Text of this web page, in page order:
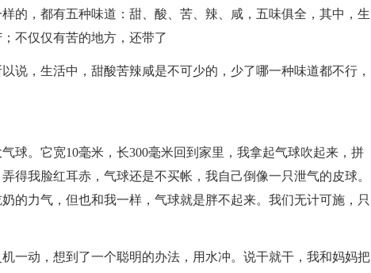
的，都有五种味道：甜、酸、苦、辣、咸，五味俱全，其中，生
不仅仅有苦的地方，还带了
说，生活中，甜酸苦辣咸是不可少的，少了哪一种味道都不行，
球。它宽10毫米，长300毫米回到家里，我拿起气球吹起来，拼
得我脸红耳赤，气球还是不买帐，我自己倒像一只泄气的皮球。
的力气，但也和我一样，气球就是胖不起来。我们无计可施，只
一动，想到了一个聪明的办法，用水冲。说干就干，我和妈妈把